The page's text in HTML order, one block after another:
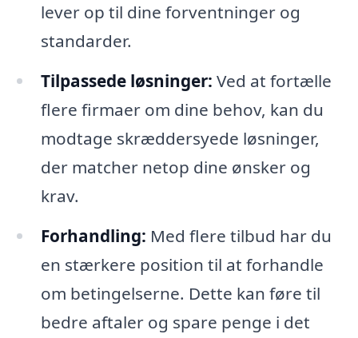
lever op til dine forventninger og
standarder.
Tilpassede løsninger: Ved at fortælle
flere firmaer om dine behov, kan du
modtage skræddersyede løsninger,
der matcher netop dine ønsker og
krav.
Forhandling: Med flere tilbud har du
en stærkere position til at forhandle
om betingelserne. Dette kan føre til
bedre aftaler og spare penge i det